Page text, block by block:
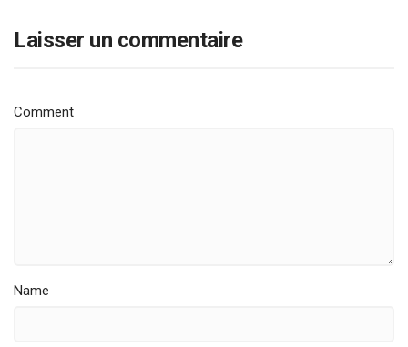
Laisser un commentaire
Comment
Name